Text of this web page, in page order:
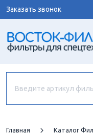
Заказать звонок
Главная Каталог